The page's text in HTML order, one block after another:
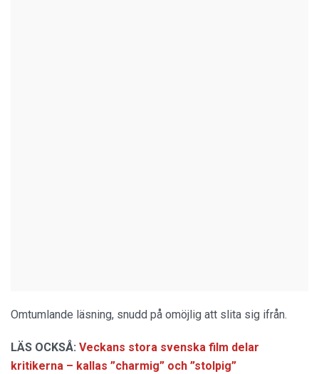
Omtumlande läsning, snudd på omöjlig att slita sig ifrån.
LÄS OCKSÅ: Veckans stora svenska film delar
kritikerna – kallas ”charmig” och ”stolpig”